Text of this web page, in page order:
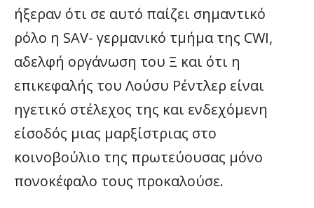
ήξεραν ότι σε αυτό παίζει σημαντικό
ρόλο η SAV- γερμανικό τμήμα της CWI,
αδελφή οργάνωση του Ξ και ότι η
επικεφαλής του Λούσυ Ρέντλερ είναι
ηγετικό στέλεχος της και ενδεχόμενη
είσοδός μιας μαρξίστριας στο
κοινοβούλιο της πρωτεύουσας μόνο
πονοκέφαλο τους προκαλούσε.